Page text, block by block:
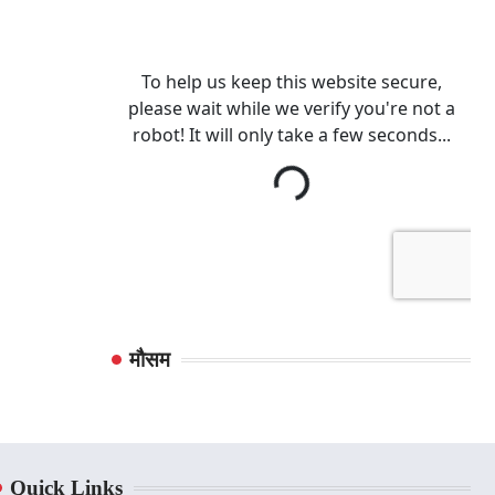
मौसम
Quick Links